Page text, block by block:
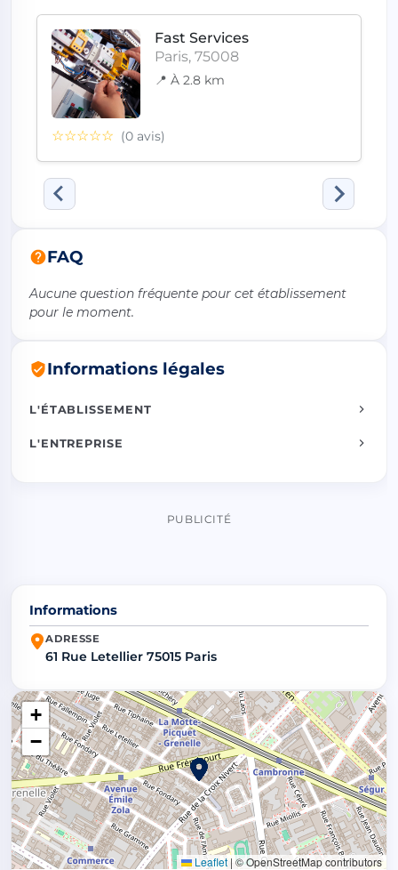
Fast Services
Paris, 75008
📍 À 2.8 km
☆☆☆☆☆ (0 avis)
FAQ
Aucune question fréquente pour cet établissement
pour le moment.
Informations légales
L'ÉTABLISSEMENT
L'ENTREPRISE
PUBLICITÉ
Informations
ADRESSE
61 Rue Letellier 75015 Paris
+
−
Leaflet | © OpenStreetMap contributors